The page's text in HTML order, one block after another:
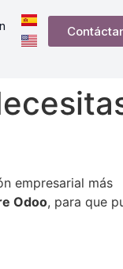
empresarial más
Odoo, para que